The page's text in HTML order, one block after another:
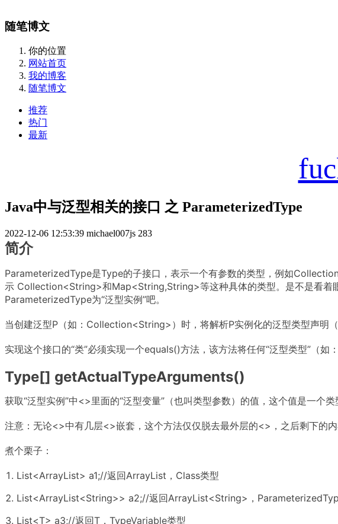
随笔博文
你的位置
网站首页
我的博客
随笔博文
推荐
热门
最新
Java中与泛型相关的接口 之 ParameterizedType
2022-12-06 12:53:39 michael007js 283
简介
ParameterizedType是Type的子接口，表示一个有参数的类型，例如
示 Collection<String>和Map<String,String>等这种具体的类型。是不是看着
ParameterizedType为“泛型实例”吧。
当创建泛型P（如：Collection<String>）时，将解析P实例化的泛型类型声明
实现这个接口的“类”必须实现一个equals()方法，该方法将任何“泛型类型”（
Type[] getActualTypeArguments()
获取“泛型实例”中<>里面的“泛型变量”（也叫类型参数）的值，这个值是一个
注意：无论<>中有几层<>嵌套，这个方法仅仅脱去最外层的<>，之后剩下的
煮个栗子：
List<ArrayList> a1;//返回ArrayList，Class类型
List<ArrayList<String>> a2;//返回ArrayList<String>，
List<T> a3;//返回T，TypeVariable类型